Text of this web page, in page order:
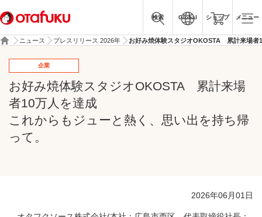
検索 Global ショップ メニュー
ニュース プレスリリース 2026年 お好み焼体験スタジオOKOSTA 累計来場
企業
お好み焼体験スタジオOKOSTA 累計来場
者10万人を達成
これからもジューと熱く、思い出を持ち帰
って。
2026年06月01日